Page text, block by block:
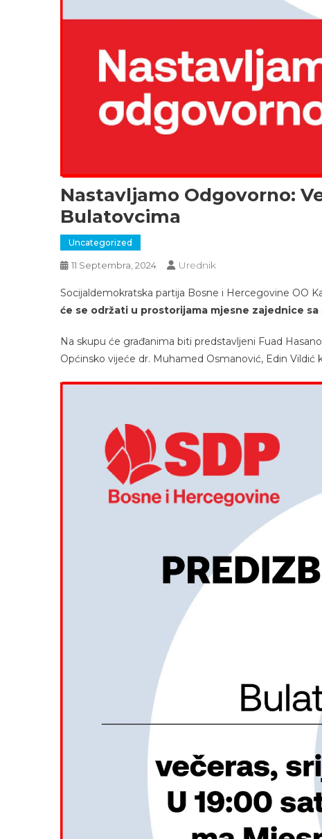
Nastavljamo Odgovorno:
Bulatovcima
Uncategorized
11 Septembra, 2024 Urednik
Socijaldemokratska partija Bosne i Hercegovine OO
će se održati u prostorijama mjesne zajednice sa
Na skupu će građanima biti predstavljeni Fuad
Općinsko vijeće dr. Muhamed Osmanović, Edin Vildić